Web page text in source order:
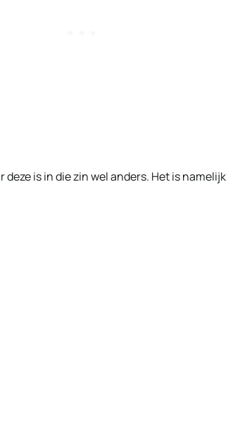
deze is in die zin wel anders. Het is namelijk